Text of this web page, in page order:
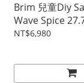
Brim 兒童Diy
Wave Spice
板
NT$6,980